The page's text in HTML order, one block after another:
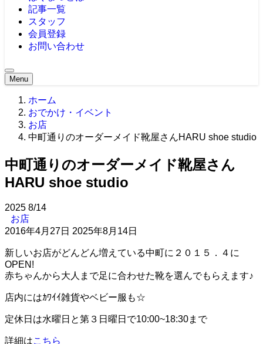
記事一覧
スタッフ
会員登録
お問い合わせ
Menu
ホーム
おでかけ・イベント
お店
中町通りのオーダーメイド靴屋さんHARU shoe studio
中町通りのオーダーメイド靴屋さん
HARU shoe studio
2025 8/14
お店
2016年4月27日 2025年8月14日
新しいお店がどんどん増えている中町に２０１５．４に
OPEN!
赤ちゃんから大人まで足に合わせた靴を選んでもらえます♪
店内にはｶﾜｲｲ雑貨やベビー服も☆
定休日は水曜日と第３日曜日で10:00~18:30まで
詳細はこちら